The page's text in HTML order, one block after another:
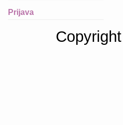
Prijava